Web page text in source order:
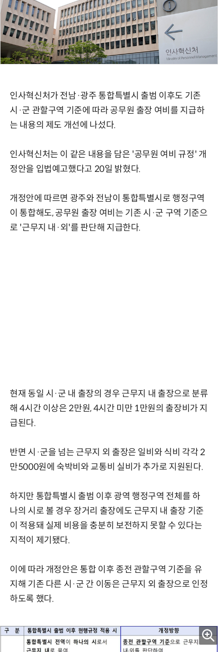
인사혁신처가 전남·광주 통합특별시 출범 이후도 기존
시·군 관할구역 기준에 따라 공무원 출장 여비를 지급하
는 내용의 제도 개선에 나섰다.
인사혁신처는 이 같은 내용을 담은 '공무원 여비 규정' 개
정안을 입법예고했다고 20일 밝혔다.
개정안에 따르면 광주와 전남이 통합특별시로 행정구역
이 통합해도, 공무원 출장 여비는 기존 시·군 구역 기준으
로 '근무지 내·외'를 판단해 지급한다.
현재 동일 시·군 내 출장의 경우 근무지 내 출장으로 분류
해 4시간 이상은 2만원, 4시간 미만 1만원의 출장비가 지
급된다.
반면 시·군을 넘는 근무지 외 출장은 일비와 식비 각각 2
만5000원에 숙박비와 교통비 실비가 추가로 지원된다.
하지만 통합특별시 출범 이후 광역 행정구역 전체를 하
나의 시로 볼 경우 장거리 출장에도 근무지 내 출장 기준
이 적용돼 실제 비용을 충분히 보전하지 못할 수 있다는
지적이 제기됐다.
이에 따라 개정안은 통합 이후 종전 관할구역 기준을 유
지해 기존 다른 시·군 간 이동은 근무지 외 출장으로 인정
하도록 했다.